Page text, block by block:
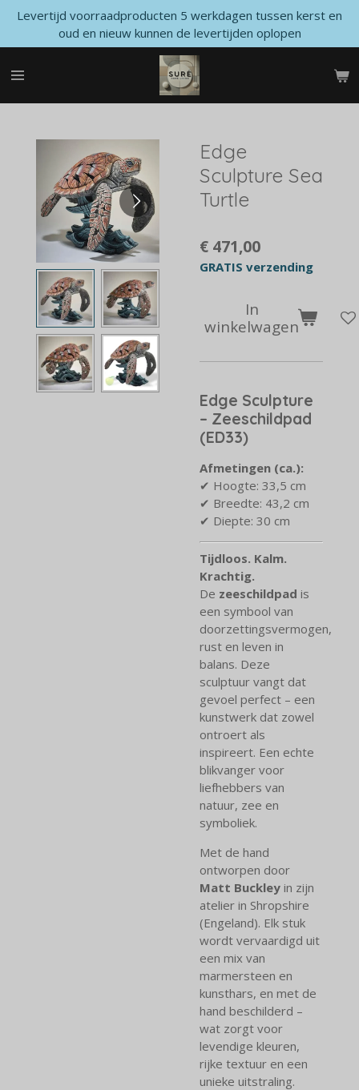
Ga
naar
de
Levertijd voorraadproducten 5 werkdagen tussen kerst en
oud en nieuw kunnen de levertijden oplopen
Edge
Sculpture Sea
Turtle
€ 471,00
GRATIS verzending
In
winkelwagen
Edge Sculpture
– Zeeschildpad
(ED33)
Afmetingen (ca.):
✔ Hoogte: 33,5 cm
✔ Breedte: 43,2 cm
✔ Diepte: 30 cm
Tijdloos. Kalm.
Krachtig.
De zeeschildpad is
een symbool van
doorzettingsvermogen,
rust en leven in
balans. Deze
sculptuur vangt dat
gevoel perfect – een
kunstwerk dat zowel
ontroert als
inspireert. Een echte
blikvanger voor
liefhebbers van
natuur, zee en
symboliek.
Met de hand
ontworpen door
Matt Buckley in zijn
atelier in Shropshire
(Engeland). Elk stuk
wordt vervaardigd uit
een mix van
marmersteen en
kunsthars, en met de
hand beschilderd –
wat zorgt voor
levendige kleuren,
rijke textuur en een
unieke uitstraling.